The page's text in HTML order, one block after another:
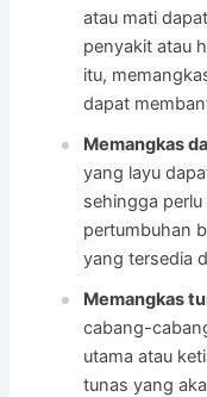
atau mati
penyakit atau
itu,
dapat
Memangkas
yang layu
sehingga
pertumbuhan
yang tersedia
Memangkas
cabang-
utama atau
tunas yang